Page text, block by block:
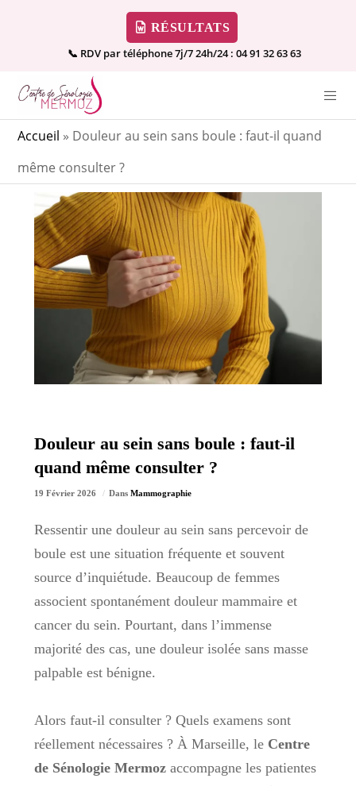
RÉSULTATS
📞 RDV par téléphone 7j/7 24h/24 : 04 91 32 63 63
Accueil » Douleur au sein sans boule : faut-il quand
même consulter ?
Douleur au sein sans boule : faut-il
quand même consulter ?
19 Février 2026 Dans Mammographie
Ressentir une douleur au sein sans percevoir de
boule est une situation fréquente et souvent
source d’inquiétude. Beaucoup de femmes
associent spontanément douleur mammaire et
cancer du sein. Pourtant, dans l’immense
majorité des cas, une douleur isolée sans masse
palpable est bénigne.
Alors faut-il consulter ? Quels examens sont
réellement nécessaires ? À Marseille, le Centre
de Sénologie Mermozaccompagne les patientes